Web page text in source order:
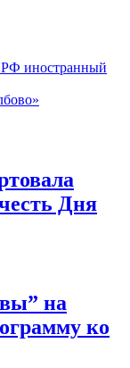
иностранный
Дня
на
ко